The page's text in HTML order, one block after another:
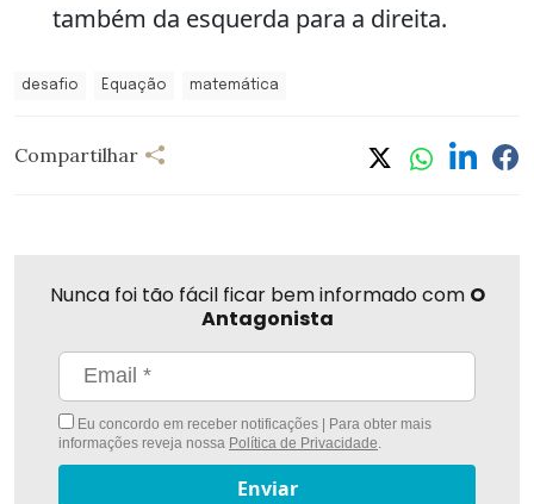
também da esquerda para a direita.
desafio Equação matemática
Compartilhar
Nunca foi tão fácil ficar bem informado com O
Antagonista
Eu concordo em receber notificações | Para obter mais
informações reveja nossa Política de Privacidade
Enviar